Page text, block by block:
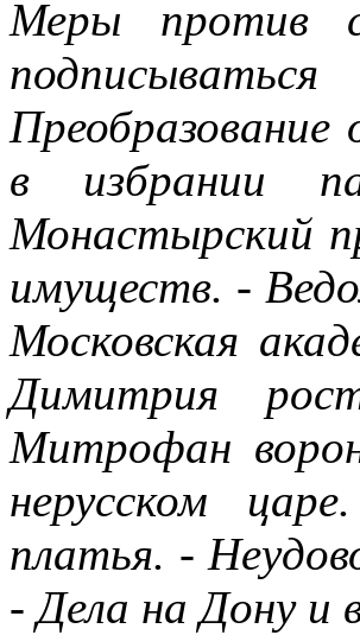
Меры против
в избрании
Монастырский
имуществ. -
Московская
Димитрия
Митрофан
нерусском
платья. -
- Дела на Дону и